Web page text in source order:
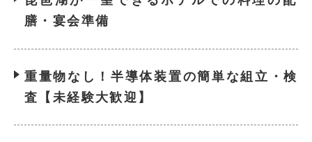
膳・宴会準備
重量物なし！半導体装置の簡単な組立・検
査【未経験大歓迎】